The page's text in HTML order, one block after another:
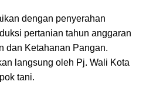
dengan penyerahan
pertanian tahun anggaran
dan Ketahanan Pangan.
langsung oleh Pj. Wali Kota
tani.